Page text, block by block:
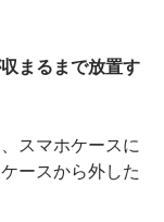
まるまで放置す
スマホケースに
ースから外した